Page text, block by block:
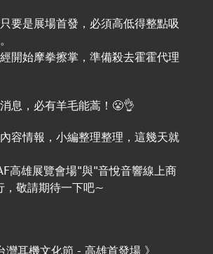
要是展場首發，必須高低得整點吸
開始摩拳擦掌，準備殺去霍霍代理
息，必有羊毛能蒿！😤👌
容情報，小編整理整理，這幾天就
高雄展覽會場"與"音悅音響線上商
，敬請期待一下吧~
灣耳機文化節 - 高雄首發場 》